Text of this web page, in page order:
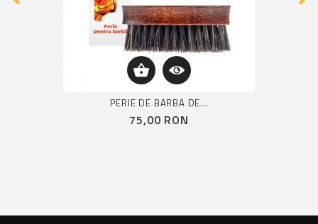
PERIE DE BARBA DE...
Pret
75,00 RON